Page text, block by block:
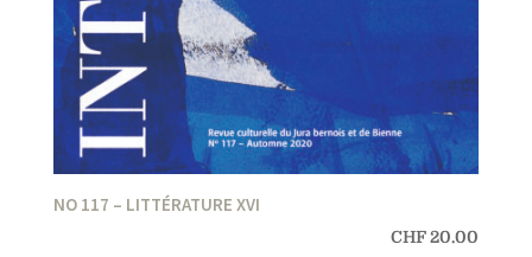
NO 117 – LITTÉRATURE XVI
CHF20.00